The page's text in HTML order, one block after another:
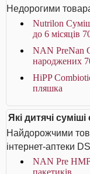
Недорогими
Nutrilon Суміш
до 6 місяців
NAN PreNan
народжених
HiPP
пляшка
Які дитячі
Найдорожчими
інтернет-аптеки
NAN Pre HMF
пакетиків